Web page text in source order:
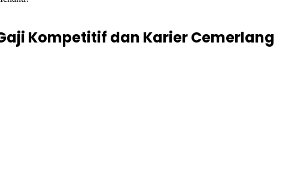
Kompetitif dan Karier Cemerlang